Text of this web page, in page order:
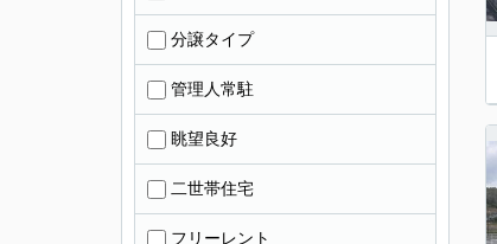
分譲タイプ
管理人常駐
眺望良好
二世帯住宅
フリーレント